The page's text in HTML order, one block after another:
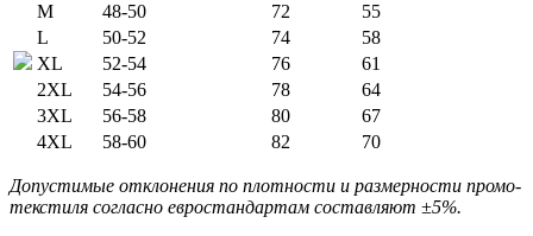
M
48-50 72
55
L
50-52 74
58
XL
52-54 76
61
2XL
54-56 78
64
3XL
56-58 80
67
4XL
58-60 82 70
Допустимые отклонения по плотности и размерности промо-
текстиля согласно евростандартам составляют ±5%.